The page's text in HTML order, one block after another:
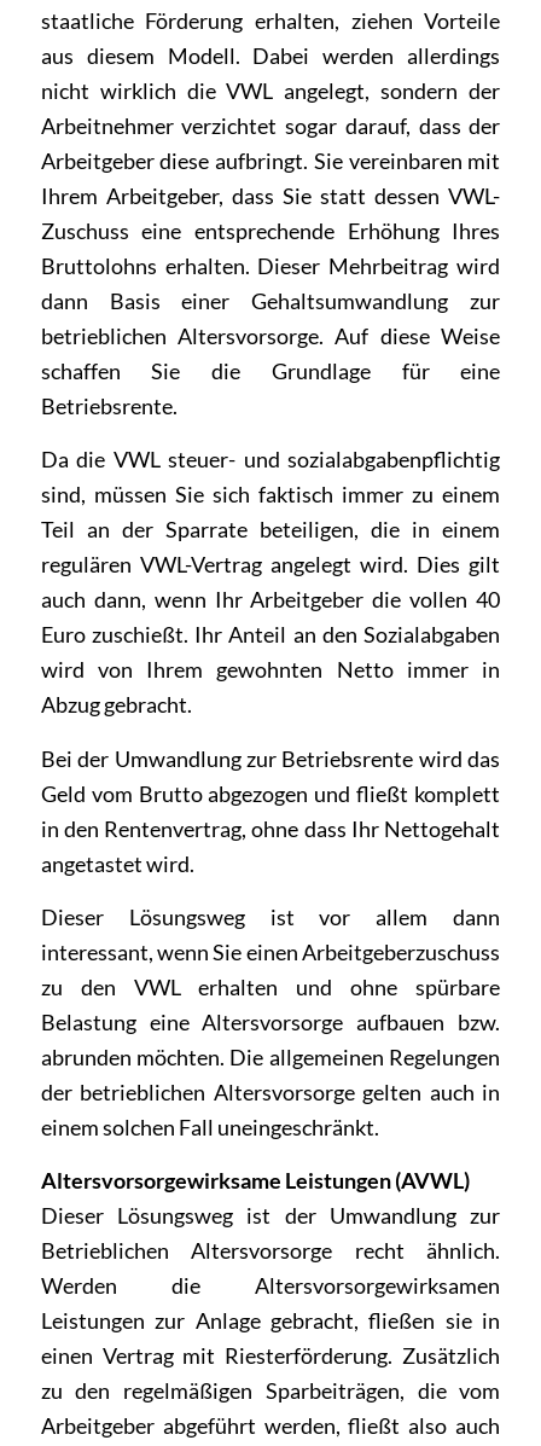
staatliche Förderung erhalten, ziehen Vorteile
aus diesem Modell. Dabei werden allerdings
nicht wirklich die VWL angelegt, sondern der
Arbeitnehmer verzichtet sogar darauf, dass der
Arbeitgeber diese aufbringt. Sie vereinbaren mit
Ihrem Arbeitgeber, dass Sie statt dessen VWL-
Zuschuss eine entsprechende Erhöhung Ihres
Bruttolohns erhalten. Dieser Mehrbeitrag wird
dann Basis einer Gehaltsumwandlung zur
betrieblichen Altersvorsorge. Auf diese Weise
schaffen Sie die Grundlage für eine
Betriebsrente.
Da die VWL steuer- und sozialabgabenpflichtig
sind, müssen Sie sich faktisch immer zu einem
Teil an der Sparrate beteiligen, die in einem
regulären VWL-Vertrag angelegt wird. Dies gilt
auch dann, wenn Ihr Arbeitgeber die vollen 40
Euro zuschießt. Ihr Anteil an den Sozialabgaben
wird von Ihrem gewohnten Netto immer in
Abzug gebracht.
Bei der Umwandlung zur Betriebsrente wird das
Geld vom Brutto abgezogen und fließt komplett
in den Rentenvertrag, ohne dass Ihr Nettogehalt
angetastet wird.
Dieser Lösungsweg ist vor allem dann
interessant, wenn Sie einen Arbeitgeberzuschuss
zu den VWL erhalten und ohne spürbare
Belastung eine Altersvorsorge aufbauen bzw.
abrunden möchten. Die allgemeinen Regelungen
der betrieblichen Altersvorsorge gelten auch in
einem solchen Fall uneingeschränkt.
Altersvorsorgewirksame Leistungen (AVWL)
Dieser Lösungsweg ist der Umwandlung zur
Betrieblichen Altersvorsorge recht ähnlich.
Werden die Altersvorsorgewirksamen
Leistungen zur Anlage gebracht, fließen sie in
einen Vertrag mit Riesterförderung. Zusätzlich
zu den regelmäßigen Sparbeiträgen, die vom
Arbeitgeber abgeführt werden, fließt also auch